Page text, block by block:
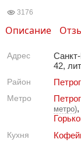
3176
Описание
Адрес
42,
Район
Метро
метро),
Кухня